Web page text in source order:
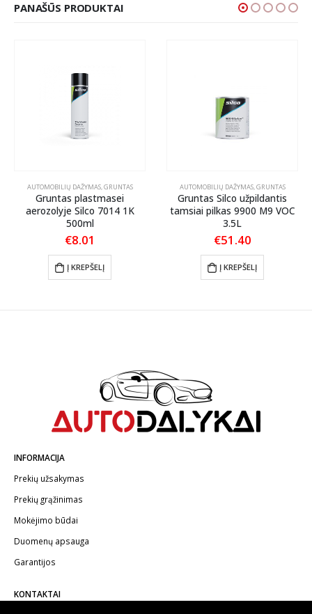
PANAŠŪS PRODUKTAI
AUTOMOBILIŲ DAŽYMAS,GRUNTAS
Gruntas plastmasei
aerozolyje Silco 7014 1K
500ml
€8.01
Į KREPŠELĮ
AUTOMOBILIŲ DAŽYMAS,GRUNTAS
Gruntas Silco užpildantis
tamsiai pilkas 9900 M9 VOC
3.5L
€51.40
Į KREPŠELĮ
INFORMACIJA
Prekių užsakymas
Prekių grąžinimas
Mokėjimo būdai
Duomenų apsauga
Garantijos
KONTAKTAI